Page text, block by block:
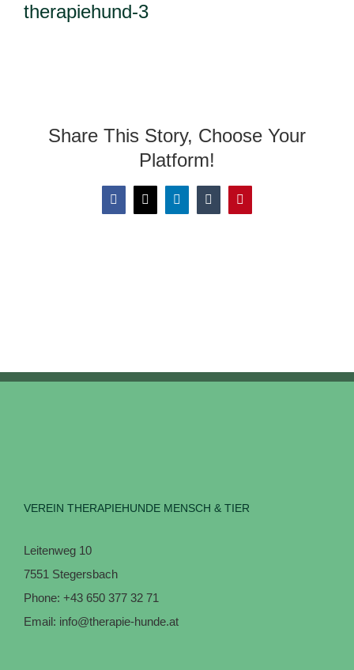
therapiehund-3
Share This Story, Choose Your
Platform!
Facebook
X LinkedInTumblrPinterest
VEREIN THERAPIEHUNDE MENSCH & TIER
Leitenweg 10
7551 Stegersbach
Phone: +43 650 377 32 71
Email: info@therapie-hunde.at